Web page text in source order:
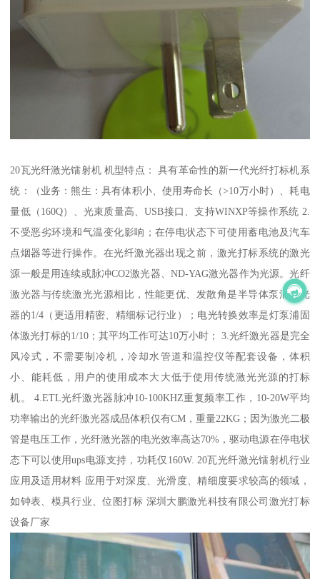
20瓦光纤激光镭射机 机型特点： 具有革命性的新一代光纤打标机系
统：（业务：熊生：具有体积小、使用寿命长（>10万小时）、耗电
量低（160Q）、光束质量高、USB接口、支持WINXP等操作系统 2.
不受恶劣环境和气温变化影响；在停电状态下可使用蓄电池及汽车
点烟器等进行操作。在光纤激光器出现之前，激光打标系统的激光
源一般是用连续或脉冲CO2激光器、ND-YAG激光器作为光源。光纤
激光器与传统激光光源相比，性能更优、发散角是半导体泵浦激光
器的1/4（更适用精密、精细标记行业）；电光转换效率是灯泵浦固
体激光打标的1/10；其平均工作可达10万小时； 3.光纤激光器是完全
风冷式，不需要制冷机，冷却水管道和温控仪等配套设备，体积
小、能耗低，用户的使用成本大大低于使用传统激光光源的打标
机。 4.ETL光纤激光器脉冲10-100KHZ重复频率工作，10-20W平均
功率输出的光纤激光器成品体积仅有CM，重量22KG；因为激光二极
管是电压工作，光纤激光器的电光效率高达70%，驱动电源在停电状
态下可以使用ups电源支持，功耗仅160W. 20瓦光纤激光镭射机行业
应用及适用材料 应用于对深度、光滑度、精细度要求较高的领域，
如钟表、模具行业、位图打标 深圳大鹏激光科技有限公司激光打标
设备厂家